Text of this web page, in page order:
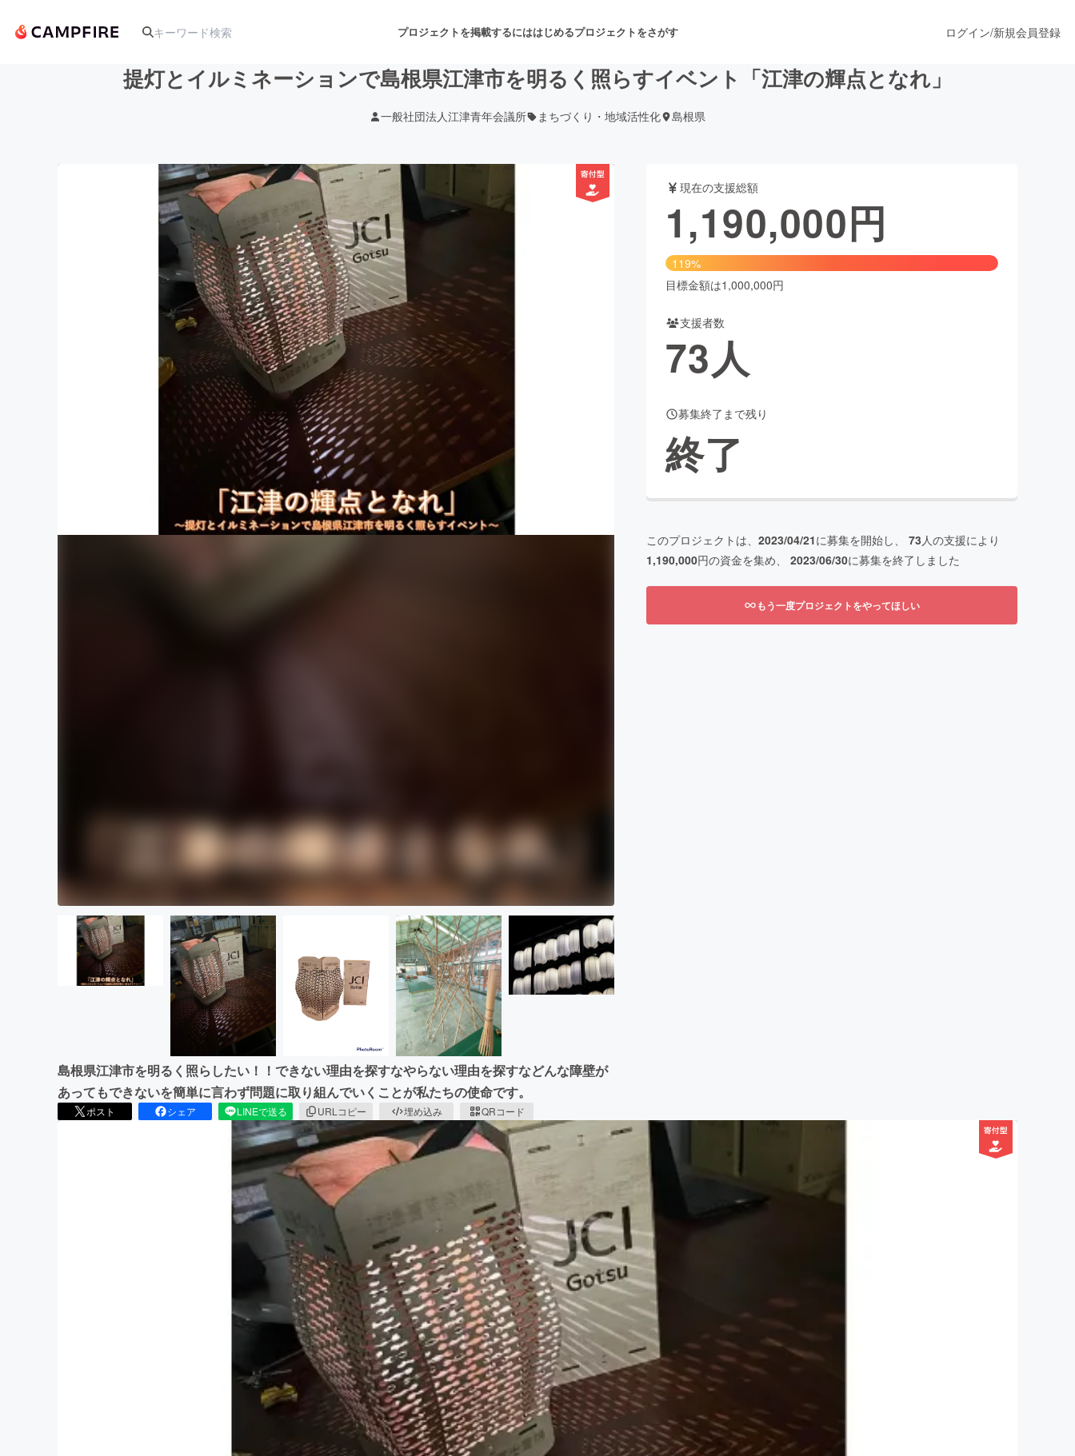
プロジェクトを掲載するにははじめるプロジェクトをさがす
アート・写真 音楽 舞台・パフォーマンス
テクノロジー・ガジェット ゲーム・サービス開発 ファッション
映像・映画 書籍・雑誌出版
ビジネス・起業 チャレンジ ビューティー・ヘルスケア
まちづくり・地域活性化
CAMPFIRE for Social Good
CAMPFIREふるさと納税
ログイン/新規会員登録
提灯とイルミネーションで島根県江津市を明るく照らすイベント「江津の輝点となれ」
一般社団法人江津青年会議所 まちづくり・地域活性化 島根県
島根県江津市を明るく照らしたい！！できない理由を探すなやらない理由を探すなどんな障壁が
あってもできないを簡単に言わず問題に取り組んでいくことが私たちの使命です。
ポスト シェア LINEで送る URLコピー 埋め込み QRコード
現在の支援総額
1,190,000円
119%
目標金額は1,000,000円
支援者数
73人
募集終了まで残り
終了
このプロジェクトは、 2023/04/21に募集を開始し、 73人の支援により
1,190,000円の資金を集め、 2023/06/30に募集を終了しました
もう一度プロジェクトをやってほしい